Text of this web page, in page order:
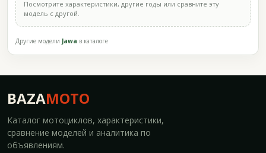
Посмотрите характеристики, другие годы или сравните эту
модель с другой.
Другие модели Jawa в каталоге
BAZAMOTO
Каталог мотоциклов, характеристики,
сравнение моделей и аналитика по
объявлениям.